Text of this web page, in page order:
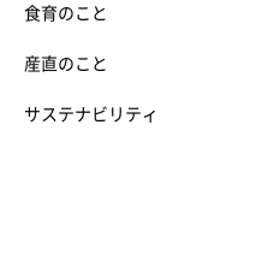
食育のこと
産直のこと
サステナビリティ